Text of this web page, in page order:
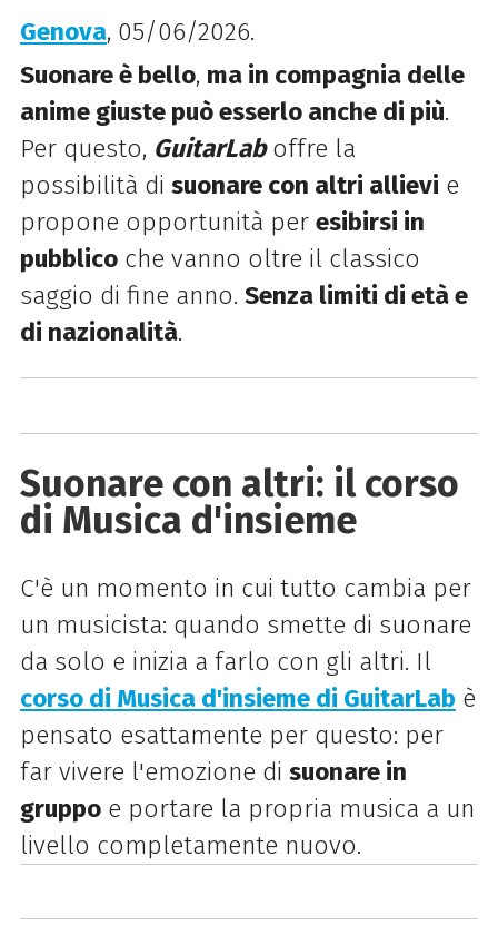
Genova, 05/06/2026.
Suonare è bello, ma in compagnia delle
anime giuste può esserlo anche di più.
Per questo, GuitarLab offre la
possibilità di suonare con altri allievi e
propone opportunità per esibirsi in
pubblicoche vanno oltre il classico
saggio di fine anno. Senza limiti di età e
di nazionalità.
Suonare con altri: il corso
di Musica d'insieme
C'è un momento in cui tutto cambia per
un musicista: quando smette di suonare
da solo e inizia a farlo con gli altri. Il
corso di Musica d'insieme di GuitarLab è
pensato esattamente per questo: per
far vivere l'emozione di suonare in
gruppoe portare la propria musica a un
livello completamente nuovo.